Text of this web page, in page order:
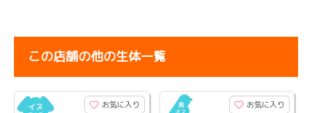
この店舗の他の生体一覧
お気に入り お気に入り